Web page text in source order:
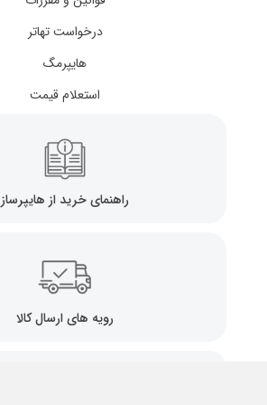
درخواست تهاتر
هایپرمگ
استعلام قیمت
راهنمای خرید از هایپرساز
رویه های ارسال کالا